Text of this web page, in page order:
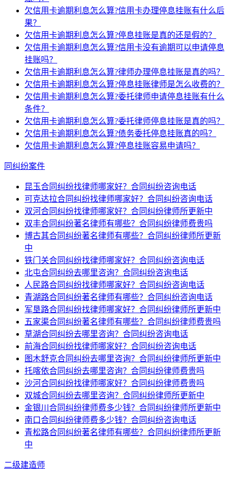
欠信用卡逾期利息怎么算?信用卡办理停息挂账有什么后
果？
欠信用卡逾期利息怎么算?停息挂账是真的还是假的？
欠信用卡逾期利息怎么算?信用卡没有逾期可以申请停息
挂账吗？
欠信用卡逾期利息怎么算?律师办理停息挂账是真的吗？
欠信用卡逾期利息怎么算?停息挂账律师是怎么收费的？
欠信用卡逾期利息怎么算?委托律师申请停息挂账有什么
条件？
欠信用卡逾期利息怎么算?委托律师停息挂账是真的吗？
欠信用卡逾期利息怎么算?债务委托停息挂账真的吗？
欠信用卡逾期利息怎么算?停息挂账容易申请吗？
同纠纷案件
昆玉合同纠纷找律师哪家好？合同纠纷咨询电话
可克达拉合同纠纷找律师哪家好？合同纠纷咨询电话
双河合同纠纷找律师哪家好？合同纠纷律师所更新中
双丰合同纠纷著名律师有哪些？合同纠纷律师费贵吗
博古其合同纠纷著名律师有哪些？合同纠纷律师所更新
中
铁门关合同纠纷找律师哪家好？合同纠纷咨询电话
北屯合同纠纷去哪里咨询？合同纠纷咨询电话
人民路合同纠纷找律师哪家好？合同纠纷咨询电话
青湖路合同纠纷著名律师有哪些？合同纠纷咨询电话
军垦路合同纠纷找律师哪家好？合同纠纷律师所更新中
五家渠合同纠纷著名律师有哪些？合同纠纷律师费贵吗
草湖合同纠纷去哪里咨询？合同纠纷咨询电话
前海合同纠纷找律师哪家好？合同纠纷咨询电话
图木舒克合同纠纷去哪里咨询？合同纠纷律师所更新中
托喀依合同纠纷去哪里咨询？合同纠纷律师费贵吗
沙河合同纠纷找律师哪家好？合同纠纷律师费贵吗
双城合同纠纷去哪里咨询？合同纠纷律师所更新中
金银川合同纠纷律师费多少钱？合同纠纷律师所更新中
南口合同纠纷律师费多少钱？合同纠纷咨询电话
青松路合同纠纷著名律师有哪些？合同纠纷律师所更新
中
二级建造师